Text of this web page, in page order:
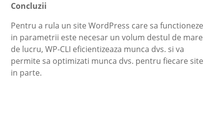
Concluzii
Pentru a rula un site WordPress care sa functioneze
in parametrii este necesar un volum destul de mare
de lucru, WP-CLI eficientizeaza munca dvs. si va
permite sa optimizati munca dvs. pentru fiecare site
in parte.